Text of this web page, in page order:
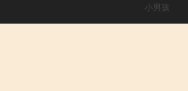
小男孩